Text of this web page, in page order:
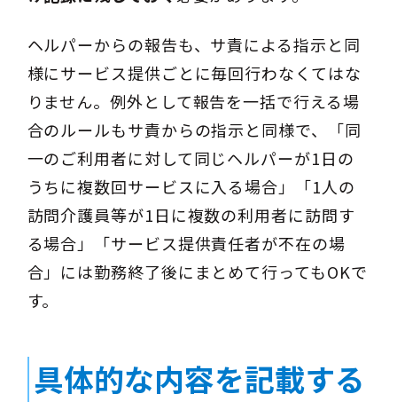
ヘルパーからの報告も、サ責による指示と同
様にサービス提供ごとに毎回行わなくてはな
りません。例外として報告を一括で行える場
合のルールもサ責からの指示と同様で、「同
一のご利用者に対して同じヘルパーが1日の
うちに複数回サービスに入る場合」「1人の
訪問介護員等が1日に複数の利用者に訪問す
る場合」「サービス提供責任者が不在の場
合」には勤務終了後にまとめて行ってもOKで
す。
具体的な内容を記載する